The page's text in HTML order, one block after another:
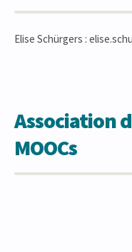
Elise Schürgers :
Association
MOOCs